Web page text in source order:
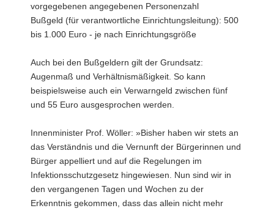
vorgegebenen angegebenen Personenzahl
Bußgeld (für verantwortliche Einrichtungsleitung): 500
bis 1.000 Euro - je nach Einrichtungsgröße
Auch bei den Bußgeldern gilt der Grundsatz:
Augenmaß und Verhältnismäßigkeit. So kann
beispielsweise auch ein Verwarngeld zwischen fünf
und 55 Euro ausgesprochen werden.
Innenminister Prof. Wöller: »Bisher haben wir stets an
das Verständnis und die Vernunft der Bürgerinnen und
Bürger appelliert und auf die Regelungen im
Infektionsschutzgesetz hingewiesen. Nun sind wir in
den vergangenen Tagen und Wochen zu der
Erkenntnis gekommen, dass das allein nicht mehr